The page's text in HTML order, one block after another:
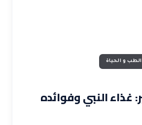
و الحياة
غذاء النبي وفوائده